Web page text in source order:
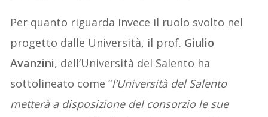
Per quanto riguarda invece il ruolo svolto nel
progetto dalle Università, il prof. Giulio
Avanzini, dell’Università del Salento ha
sottolineato come “l’Università del Salento
metterà a disposizione del consorzio le sue